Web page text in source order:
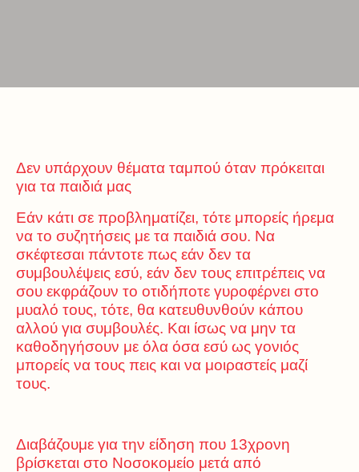
Δεν υπάρχουν θέματα ταμπού όταν πρόκειται
για τα παιδιά μας
Εάν κάτι σε προβληματίζει, τότε μπορείς ήρεμα
να το συζητήσεις με τα παιδιά σου. Να
σκέφτεσαι πάντοτε πως εάν δεν τα
συμβουλέψεις εσύ, εάν δεν τους επιτρέπεις να
σου εκφράζουν το οτιδήποτε γυροφέρνει στο
μυαλό τους, τότε, θα κατευθυνθούν κάπου
αλλού για συμβουλές. Και ίσως να μην τα
καθοδηγήσουν με όλα όσα εσύ ως γονιός
μπορείς να τους πεις και να μοιραστείς μαζί
τους.
Διαβάζουμε για την είδηση που 13χρονη
βρίσκεται στο Νοσοκομείο μετά από